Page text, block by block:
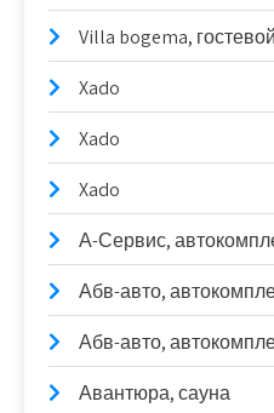
Villa bogema,
Xado
Xado
Xado
А-Сервис,
Абв-авто,
Абв-авто,
Авантюра, сауна